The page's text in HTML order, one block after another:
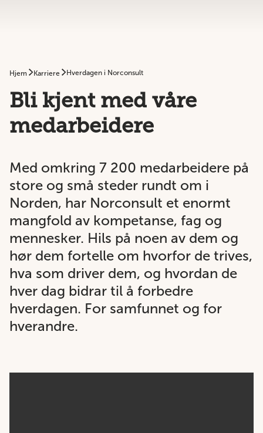
Hjem Karriere Hverdagen i Norconsult
Bli kjent med våre
medarbeidere
Med omkring 7 200 medarbeidere på
store og små steder rundt om i
Norden, har Norconsult et enormt
mangfold av kompetanse, fag og
mennesker. Hils på noen av dem og
hør dem fortelle om hvorfor de trives,
hva som driver dem, og hvordan de
hver dag bidrar til å forbedre
hverdagen. For samfunnet og for
hverandre.